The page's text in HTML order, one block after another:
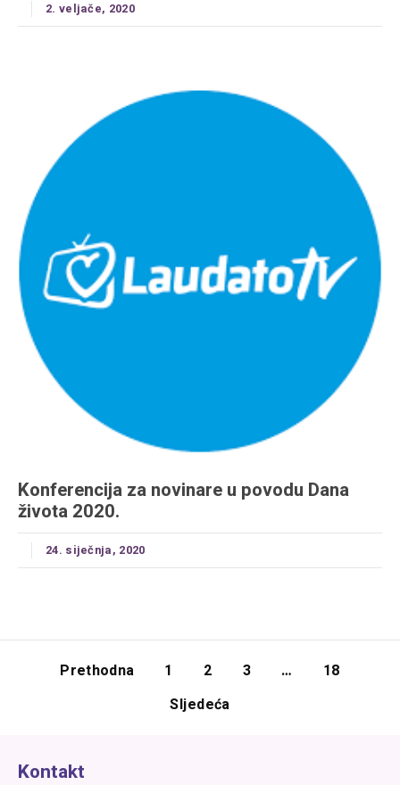
2. veljače, 2020
Konferencija za novinare u povodu Dana
života 2020.
24. siječnja, 2020
Prethodna 1 2 3 …
18
Sljedeća
Kontakt